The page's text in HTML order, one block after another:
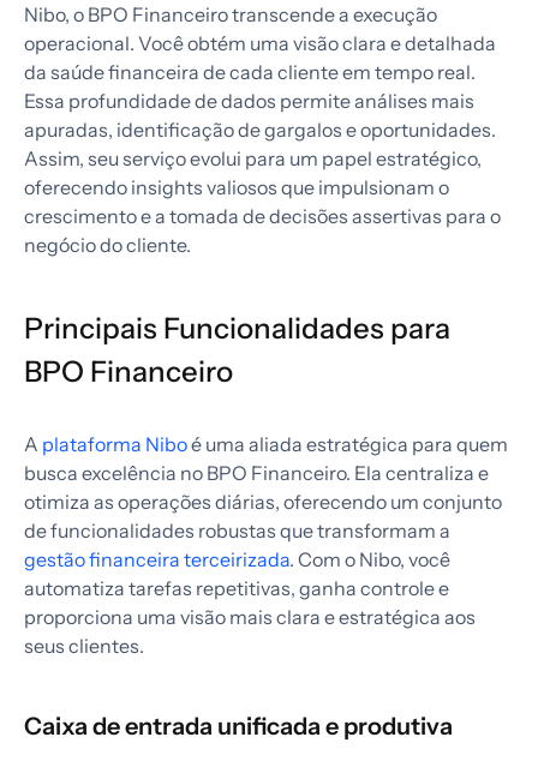
Nibo, o BPO Financeiro transcende a execução
operacional. Você obtém uma visão clara e detalhada
da saúde financeira de cada cliente em tempo real.
Essa profundidade de dados permite análises mais
apuradas, identificação de gargalos e oportunidades.
Assim, seu serviço evolui para um papel estratégico,
oferecendo insights valiosos que impulsionam o
crescimento e a tomada de decisões assertivas para o
negócio do cliente.
Principais Funcionalidades para
BPO Financeiro
A plataforma Niboé uma aliada estratégica para quem
busca excelência no BPO Financeiro. Ela centraliza e
otimiza as operações diárias, oferecendo um conjunto
de funcionalidades robustas que transformam a
gestão financeira terceirizada. Com o Nibo, você
automatiza tarefas repetitivas, ganha controle e
proporciona uma visão mais clara e estratégica aos
seus clientes.
Caixa de entrada unificada e produtiva